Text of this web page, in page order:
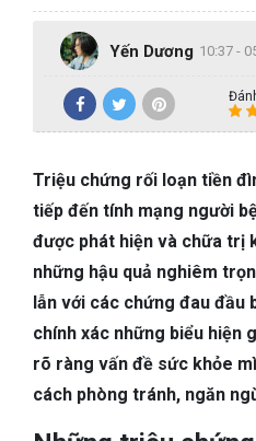
BỆNH PHỤ KHOA
BỆNH XƯƠNG KHỚP
SỨC KHỎE GIỚI TÍNH
TAI – MŨI – HỌNG
TIÊU HÓA
DA LIỄU THẨM MỸ
NHA KHOA
Yến Dương 10:37 -
Triệu chứng rối loạn tiền
tiếp đến tính mạng người
được phát hiện và chữa trị
những hậu quả nghiêm
lẫn với các chứng đau đầu
chính xác những biểu hiện
rõ ràng vấn đề sức khỏe
cách phòng tránh, ngăn